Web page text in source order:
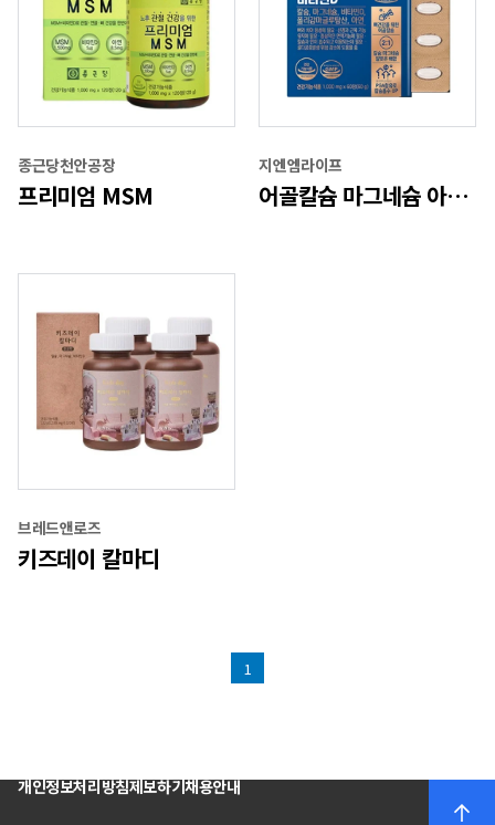
종근당천안공장
프리미엄 MSM
지엔엠라이프
어골칼슘 마그네슘 아연 비타민D
브레드앤로즈
키즈데이 칼마디
1
개인정보처리방침제보하기채용안내